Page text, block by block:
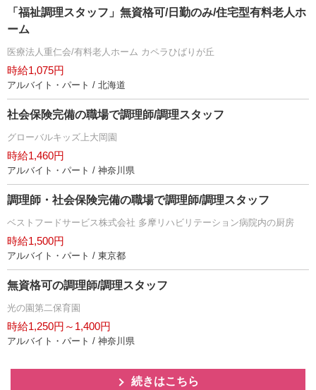
「福祉調理スタッフ」無資格可/日勤のみ/住宅型有料老人ホ
ーム
医療法人重仁会/有料老人ホーム カペラひばりが丘
時給1,075円
アルバイト・パート / 北海道
社会保険完備の職場で調理師/調理スタッフ
グローバルキッズ上大岡園
時給1,460円
アルバイト・パート / 神奈川県
調理師・社会保険完備の職場で調理師/調理スタッフ
ベストフードサービス株式会社 多摩リハビリテーション病院内の厨房
時給1,500円
アルバイト・パート / 東京都
無資格可の調理師/調理スタッフ
光の園第二保育園
時給1,250円～1,400円
アルバイト・パート / 神奈川県
続きはこちら